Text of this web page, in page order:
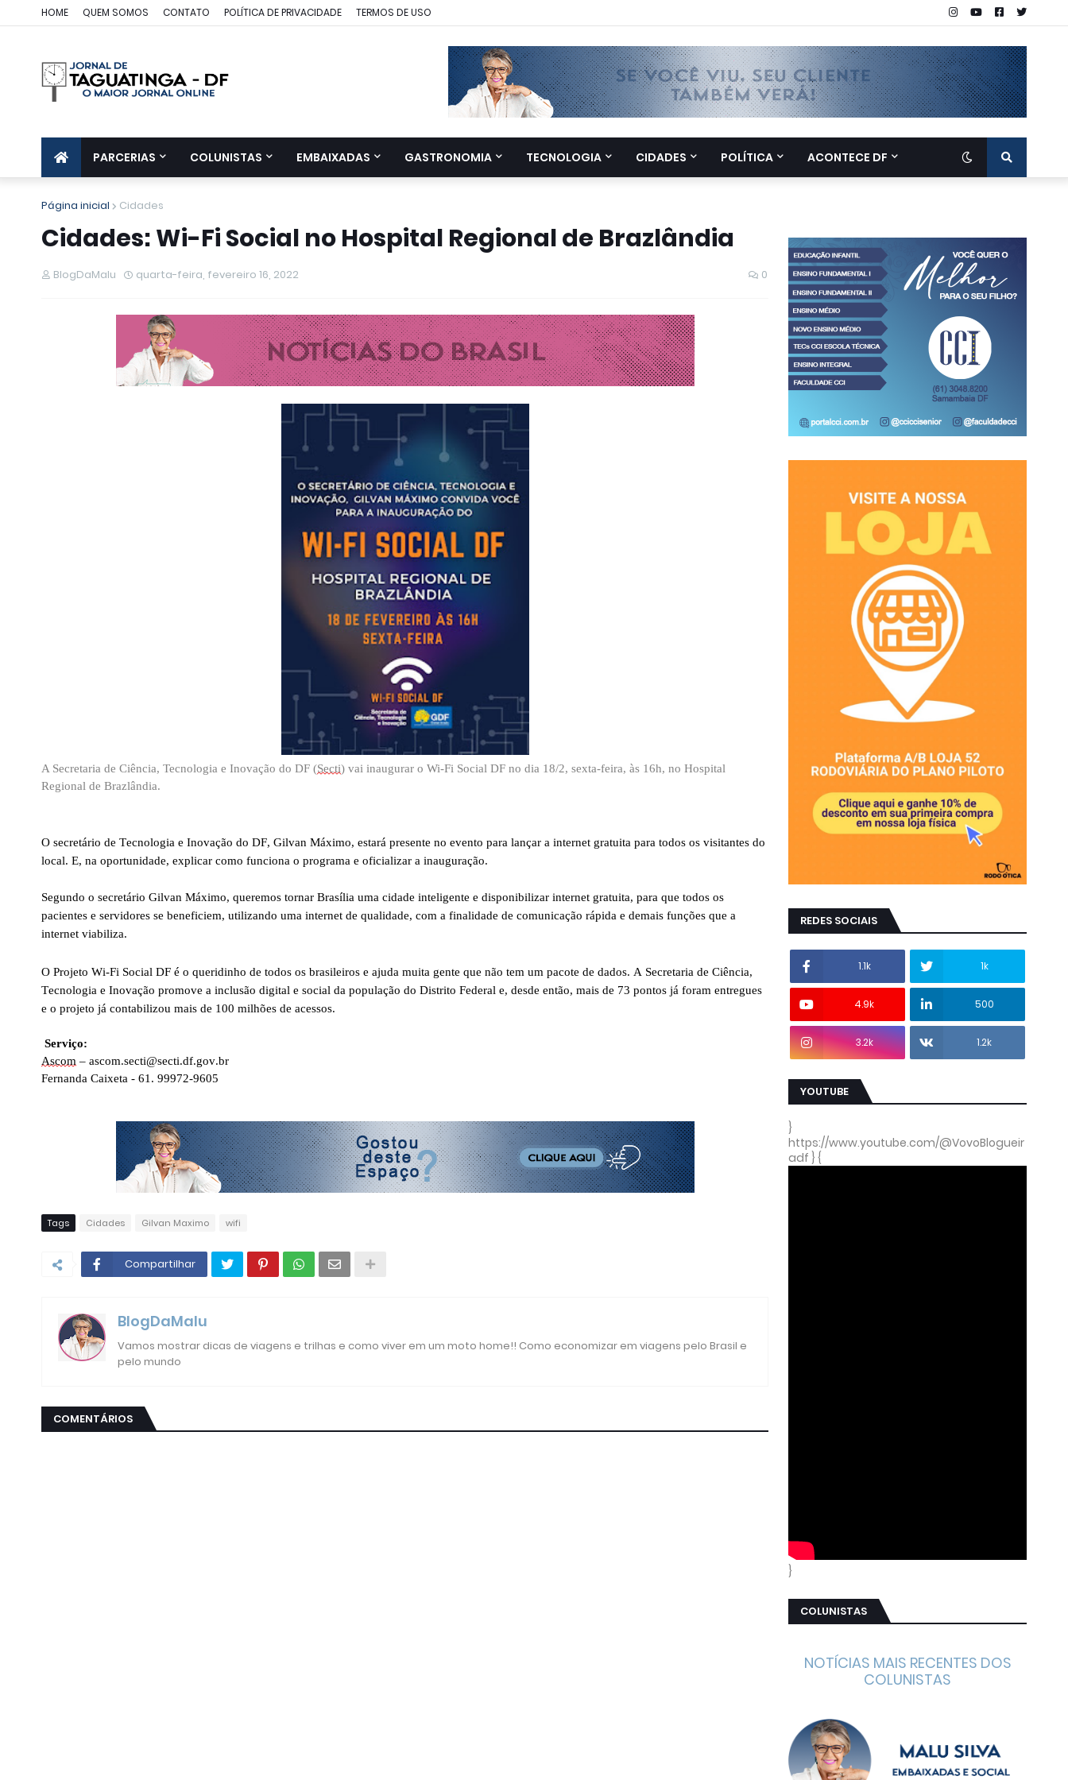
HOME QUEM SOMOS CONTATO POLÍTICA DE PRIVACIDADE TERMOS DE USO
PARCERIAS COLUNISTAS EMBAIXADAS GASTRONOMIA TECNOLOGIA CIDADES POLÍTICA ACONTECE DF
Página inicial Cidades
Cidades: Wi-Fi Social no Hospital Regional de Brazlândia
BlogDaMalu quarta-feira, fevereiro 16, 2022 0
A Secretaria de Ciência, Tecnologia e Inovação do DF (Secti) vai inaugurar o Wi-Fi Social DF no dia 18/2, sexta-feira, às 16h, no Hospital
Regional de Brazlândia.
O secretário de Tecnologia e Inovação do DF, Gilvan Máximo, estará presente no evento para lançar a internet gratuita para todos os visitantes do
local. E, na oportunidade, explicar como funciona o programa e oficializar a inauguração.
Segundo o secretário Gilvan Máximo, queremos tornar Brasília uma cidade inteligente e disponibilizar internet gratuita, para que todos os
pacientes e servidores se beneficiem, utilizando uma internet de qualidade, com a finalidade de comunicação rápida e demais funções que a
internet viabiliza.
O Projeto Wi-Fi Social DF é o queridinho de todos os brasileiros e ajuda muita gente que não tem um pacote de dados. A Secretaria de Ciência,
Tecnologia e Inovação promove a inclusão digital e social da população do Distrito Federal e, desde então, mais de 73 pontos já foram entregues
e o projeto já contabilizou mais de 100 milhões de acessos.
Serviço:
Ascom – ascom.secti@secti.df.gov.br
Fernanda Caixeta - 61. 99972-9605
Tags Cidades Gilvan Maximo wifi
Compartilhar
BlogDaMalu
Vamos mostrar dicas de viagens e trilhas e como viver em um moto home!! Como economizar em viagens pelo Brasil e
pelo mundo
COMENTÁRIOS
REDES SOCIAIS
1.1k 1k
4.9k 500
3.2k 1.2k
YOUTUBE
}
https://www.youtube.com/@VovoBlogueir
adf } {
}
COLUNISTAS
NOTÍCIAS MAIS RECENTES DOS
COLUNISTAS